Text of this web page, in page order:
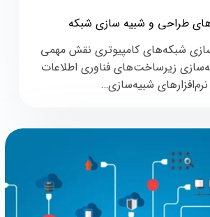
های طراحی و شبیه‌ سازی شبکه
شبکه‌های کامپیوتری نقش مهمی
زیرساخت‌های فناوری اطلاعات
نرم‌افزارهای شبیه‌سازی…